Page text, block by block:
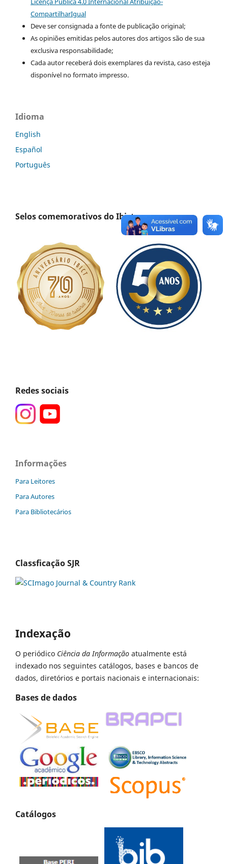
CompartilharIgual
Deve ser consignada a fonte de publicação original;
As opiniões emitidas pelos autores dos artigos são de sua
exclusiva responsabilidade;
Cada autor receberá dois exemplares da revista, caso esteja
disponível no formato impresso.
Idioma
English
Español
Português
Selos comemorativos do Ibict
Redes sociais
Informações
Para Leitores
Para Autores
Para Bibliotecários
Classficação SJR
Indexação
O periódico Ciência da Informação atualmente está
indexado nos seguintes catálogos, bases e bancos de
dados, diretórios e portais nacionais e internacionais:
Bases de dados
Catálogos